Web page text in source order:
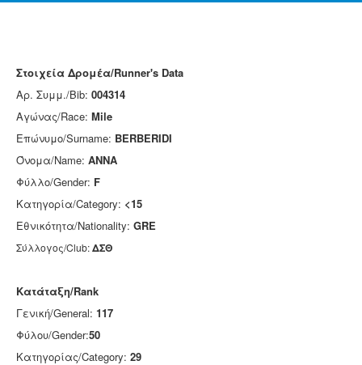
Στοιχεία Δρομέα/Runner's Data
Αρ. Συμμ./Bib: 004314
Αγώνας/Race: Mile
Επώνυμο/Surname: BERBERIDI
Όνομα/Name: ANNA
Φύλλο/Gender: F
Κατηγορία/Category: <15
Εθνικότητα/Nationality: GRE
Σύλλογος/Club:ΔΣΘ
Κατάταξη/Rank
Γενική/General: 117
Φύλου/Gender:50
Κατηγορίας/Category: 29